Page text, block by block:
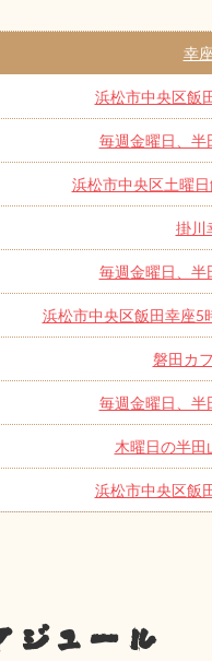
幸
浜松市中央区
毎週金曜日、半
浜松市中央区土曜
掛川
毎週金曜日、半
浜松市中央区飯田幸座5
磐田カ
毎週金曜日、半
木曜日の半田
浜松市中央区
ジュール